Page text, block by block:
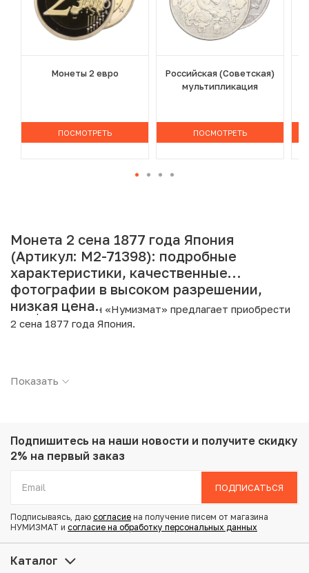
Монеты 2 евро
ПОСМОТРЕТЬ
Российская (Советская)
мультипликация
ПОСМОТРЕТЬ
Монета 2 сена 1877 года Япония
(Артикул: M2-71398): подробные
характеристики, качественные
фотографии в высоком разрешении,
низкая цена.
Интернет магазин «Нумизмат» предлагает приобрести
2 сена 1877 года Япония.
Страна: Япония
Вес: 14.3 г
Диаметр: 31.81 мм
Состояние: VF
y18.2
Купить 2 сена 1877 года Япония по привлекательной
цене можно в нашем интернет-магазине — Вам
Показать
Подпишитесь на наши новости и получите скидку
2% на первый заказ
ПОДПИСАТЬСЯ
Подписываясь, даю согласие на получение писем от магазина
НУМИЗМАТ и согласие на обработку персональных данных
Каталог